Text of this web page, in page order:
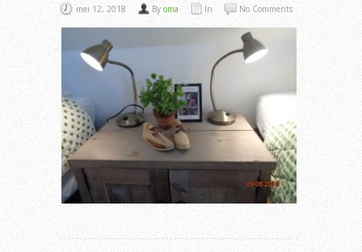
mei 12, 2018 By oma In No Comments